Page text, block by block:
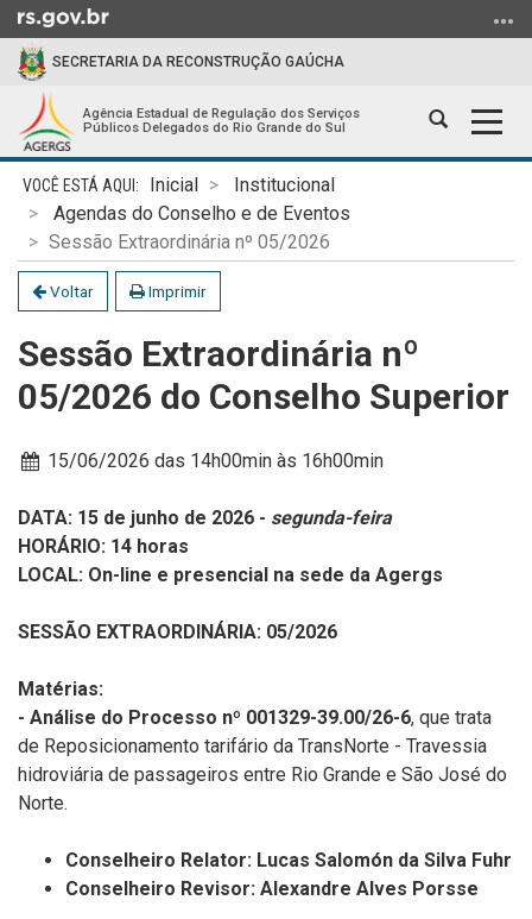
para
conteúdo
para
menu
para
SECRETARIA DA RECONSTRUÇÃO GAÚCHA
Agência Estadual de Regulação dos Serviços
Públicos Delegados do Rio Grande do Sul
Abrir
Início
conteúdo
Inicial
Institucional
Agendas do Conselho e de Eventos
Sessão Extraordinária nº 05/2026
Voltar Imprimir
Sessão Extraordinária nº
05/2026 do Conselho Superior
Data:
15/06/2026 das 14h00min às 16h00min
DATA: 15 de junho de 2026 - segunda-feira
HORÁRIO: 14 horas
LOCAL: On-line e presencial na sede da Agergs
SESSÃO EXTRAORDINÁRIA: 05/2026
Matérias:
- Análise do Processo nº 001329-39.00/26-6, que trata
de Reposicionamento tarifário da TransNorte - Travessia
hidroviária de passageiros entre Rio Grande e São José do
Norte.
Conselheiro Relator: Lucas Salomón da Silva Fuhr
Conselheiro Revisor: Alexandre Alves Porsse